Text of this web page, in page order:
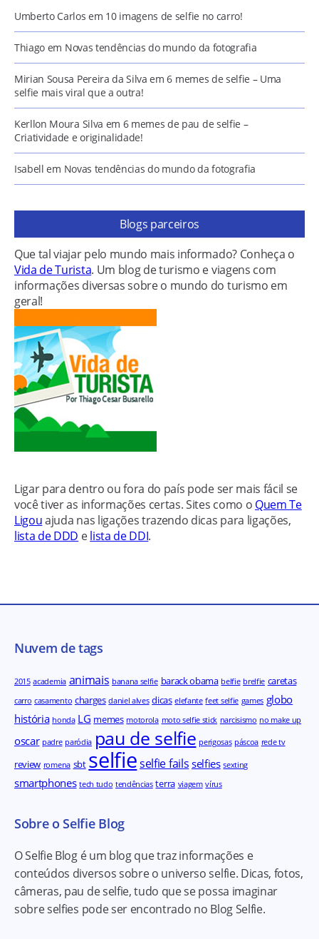
Umberto Carlos em 10 imagens de selfie no carro!
Thiago em Novas tendências do mundo da fotografia
Mirian Sousa Pereira da Silva em6 memes de selfie – Uma
selfie mais viral que a outra!
Kerllon Moura Silva em 6 memes de pau de selfie –
Criatividade e originalidade!
Isabell em Novas tendências do mundo da fotografia
Blogs parceiros
Que tal viajar pelo mundo mais informado? Conheça o
Vida de Turista. Um blog de turismo e viagens com
informações diversas sobre o mundo do turismo em
geral!
Ligar para dentro ou fora do país pode ser mais fácil se
você tiver as informações certas. Sites como o Quem Te
Ligouajuda nas ligações trazendo dicas para ligações,
lista de DDD elista de DDI.
Nuvem de tags
2015 academia animais banana selfie barack obama belfie brelfie caretas
carro casamento charges daniel alves dicas elefante feet selfie games globo
história honda LG memes motorola moto selfie stick narcisismo no make up
oscar padre paródia pau de selfie perigosas páscoa rede tv
review romena sbt selfieselfie fails selfies sexting
smartphones tech tudo tendências terra viagem vírus
Sobre o Selfie Blog
O Selfie Blog é um blog que traz informações e
conteúdos diversos sobre o universo selfie. Dicas, fotos,
câmeras, pau de selfie, tudo que se possa imaginar
sobre selfies pode ser encontrado no Blog Selfie.